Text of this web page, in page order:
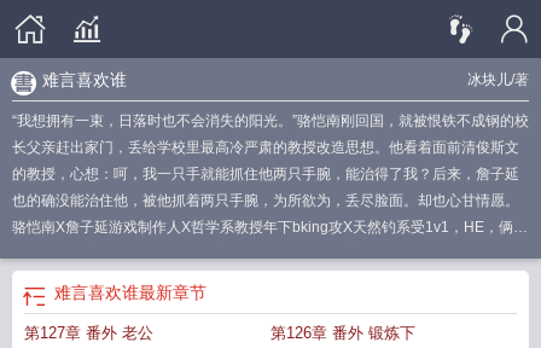
冰块儿/著
难言喜欢谁
“我想拥有一束，日落时也不会消失的阳光。”骆恺南刚回国，就被恨铁不成钢的校
长父亲赶出家门，丢给学校里最高冷严肃的教授改造思想。他看着面前清俊斯文
的教授，心想：呵，我一只手就能抓住他两只手腕，能治得了我？后来，詹子延
也的确没能治住他，被他抓着两只手腕，为所欲为，丢尽脸面。却也心甘情愿。
骆恺南X詹子延游戏制作人X哲学系教授年下bking攻X天然钓系受1v1，HE，俩纯
PaintShop
难言关系by冰块儿讲了什么
言是哪个公司的
删减免费阅读难言原名 难言关系讲了什么难言关系 广播剧 难言关系讲的什
难言喜欢谁最新章节
第127章 番外 老公 第126章 番外 锻炼下